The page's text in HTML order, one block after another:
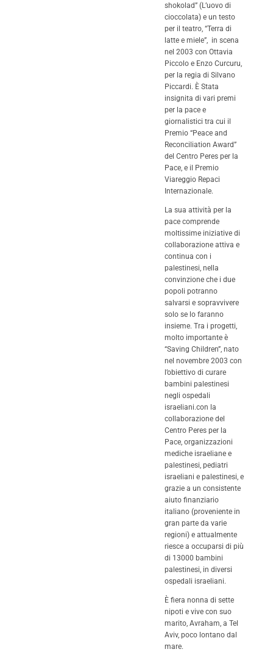
shokolad” (L’uovo di
cioccolata) e un testo
per il teatro, “Terra di
latte e miele”, in scena
nel 2003 con Ottavia
Piccolo e Enzo Curcuru,
per la regia di Silvano
Piccardi. È Stata
insignita di vari premi
per la pace e
giornalistici tra cui il
Premio “Peace and
Reconciliation Award”
del Centro Peres per la
Pace, e il Premio
Viareggio Repaci
Internazionale.
La sua attività per la
pace comprende
moltissime iniziative di
collaborazione attiva e
continua con i
palestinesi, nella
convinzione che i due
popoli potranno
salvarsi e sopravvivere
solo se lo faranno
insieme. Tra i progetti,
molto importante è
“Saving Children”, nato
nel novembre 2003 con
l’obiettivo di curare
bambini palestinesi
negli ospedali
israeliani.con la
collaborazione del
Centro Peres per la
Pace, organizzazioni
mediche israeliane e
palestinesi, pediatri
israeliani e palestinesi, e
grazie a un consistente
aiuto finanziario
italiano (proveniente in
gran parte da varie
regioni) e attualmente
riesce a occuparsi di più
di 13000 bambini
palestinesi, in diversi
ospedali israeliani.
È fiera nonna di sette
nipoti e vive con suo
marito, Avraham, a Tel
Aviv, poco lontano dal
mare.